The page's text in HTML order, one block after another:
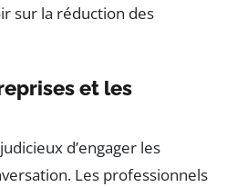
sur la réduction des
et les
d’engager les
Les professionnels